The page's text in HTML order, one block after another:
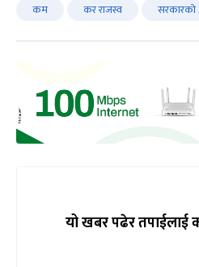
कम कर राजस्व सरकारको
यो खबर पढेर तपाईलाई